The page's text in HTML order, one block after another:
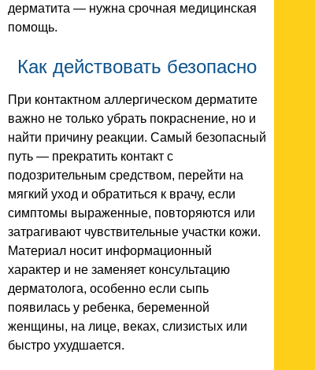
дерматита — нужна срочная медицинская
помощь.
Как действовать безопасно
При контактном аллергическом дерматите
важно не только убрать покраснение, но и
найти причину реакции. Самый безопасный
путь — прекратить контакт с
подозрительным средством, перейти на
мягкий уход и обратиться к врачу, если
симптомы выраженные, повторяются или
затрагивают чувствительные участки кожи.
Материал носит информационный
характер и не заменяет консультацию
дерматолога, особенно если сыпь
появилась у ребенка, беременной
женщины, на лице, веках, слизистых или
быстро ухудшается.